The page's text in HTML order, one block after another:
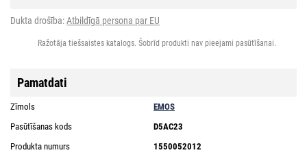
Dukta drošība:Atbildīgā persona par EU
Ražotāja tiešsaistes katalogs. Šobrīd produkti nav pieejami pasūtīšanai.
Pamatdati
Zīmols
EMOS
Pasūtīšanas kods
D5AC23
Produkta numurs
1550052012